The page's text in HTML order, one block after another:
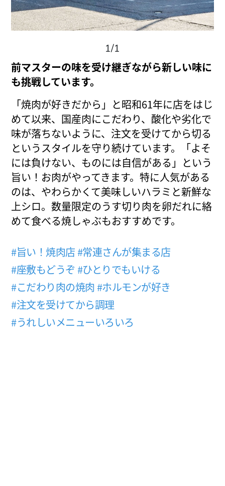
1/1
前マスターの味を受け継ぎながら新しい味に
も挑戦しています。
「焼肉が好きだから」と昭和61年に店をはじ
めて以来、国産肉にこだわり、酸化や劣化で
味が落ちないように、注文を受けてから切る
というスタイルを守り続けています。「よそ
には負けない、ものには自信がある」という
旨い！お肉がやってきます。特に人気がある
のは、やわらかくて美味しいハラミと新鮮な
上シロ。数量限定のうす切り肉を卵だれに絡
めて食べる焼しゃぶもおすすめです。
#旨い！焼肉店#常連さんが集まる店
#座敷もどうぞ #ひとりでもいける
#こだわり肉の焼肉 #ホルモンが好き
#注文を受けてから調理
#うれしいメニューいろいろ